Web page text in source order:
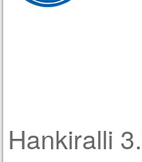
Hankiralli